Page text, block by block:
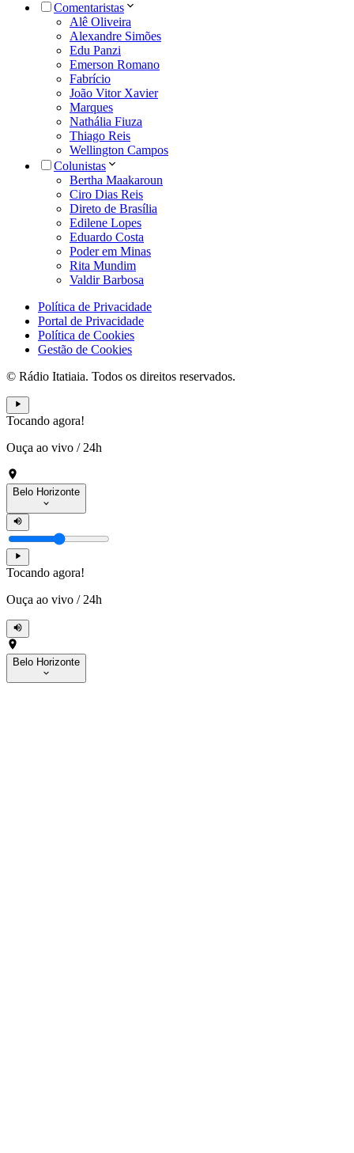
Comentaristas
Alê Oliveira
Alexandre Simões
Edu Panzi
Emerson Romano
Fabrício
João Vitor Xavier
Marques
Nathália Fiuza
Thiago Reis
Wellington Campos
Colunistas
Bertha Maakaroun
Ciro Dias Reis
Direto de Brasília
Edilene Lopes
Eduardo Costa
Poder em Minas
Rita Mundim
Valdir Barbosa
Política de Privacidade
Portal de Privacidade
Política de Cookies
Gestão de Cookies
© Rádio Itatiaia. Todos os direitos reservados.
Tocando agora!
Ouça ao vivo / 24h
Belo Horizonte
Tocando agora!
Ouça ao vivo / 24h
Belo Horizonte